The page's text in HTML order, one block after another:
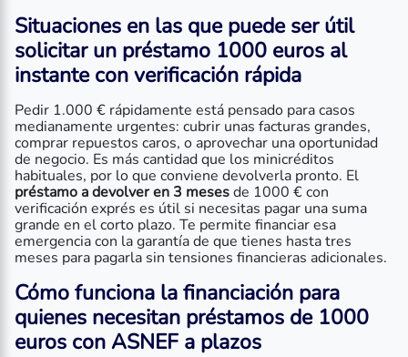
Situaciones en las que puede ser útil
solicitar un préstamo 1000 euros al
instantecon verificación rápida
Pedir 1.000 € rápidamente está pensado para casos
medianamente urgentes: cubrir unas facturas grandes,
comprar repuestos caros, o aprovechar una oportunidad
de negocio. Es más cantidad que los minicréditos
habituales, por lo que conviene devolverla pronto. El
préstamo a devolver en 3 mesesde 1000 € con
verificación exprés es útil si necesitas pagar una suma
grande en el corto plazo. Te permite financiar esa
emergencia con la garantía de que tienes hasta tres
meses para pagarla sin tensiones financieras adicionales.
Cómo funciona la financiación para
quienes necesitan préstamos de 1000
euros con ASNEF a plazos